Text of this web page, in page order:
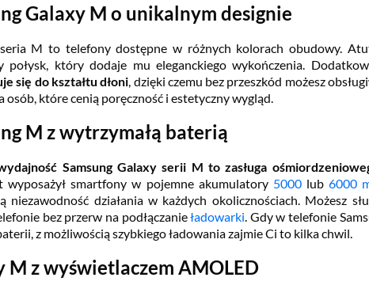
Galaxy M o unikalnym designie
seria M to telefony dostępne w różnych kolorach obudowy.
połysk, który dodaje mu eleganckiego wykończenia.
się do kształtu dłoni , dzięki czemu bez przeszkód możesz
osób, które cenią poręczność i estetyczny wygląd.
M z wytrzymałą baterią
Samsung Galaxy serii M to zasługa
wyposażył smartfony w pojemne akumulatory 5000lub6000
niezawodność działania w każdych okolicznościach. Możesz
bez przerw na podłączanieładowarki . Gdy w telefonie
z możliwością szybkiego ładowania zajmie Ci to kilka chwil.
M z wyświetlaczem AMOLED